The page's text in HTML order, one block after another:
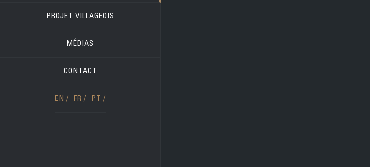
PROJET VILLAGEOIS
MÉDIAS
CONTACT
EN / FR / PT /